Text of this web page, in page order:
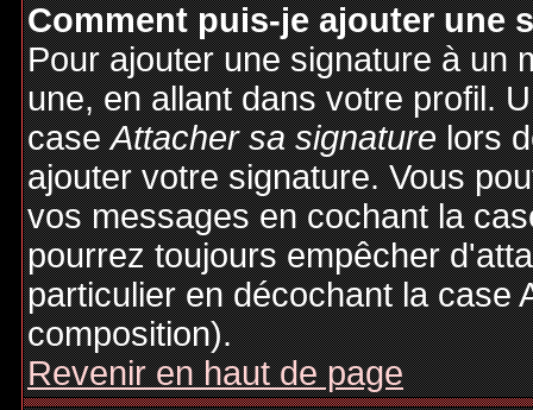
Comment puis-je ajouter une
Pour ajouter une signature à un
une, en allant dans votre profil.
caseAttacher sa signaturelors
ajouter votre signature. Vous
vos messages en cochant la
pourrez toujours empêcher
particulier en décochant la case
composition).
Revenir en haut de page